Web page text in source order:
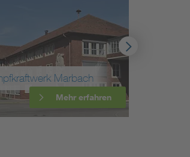
Marbach
Mehr erfahren